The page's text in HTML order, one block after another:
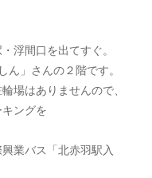
浮間口を出てすぐ。
ん」さんの２階です。
場はありませんので、
ングを
業バス「北赤羽駅入